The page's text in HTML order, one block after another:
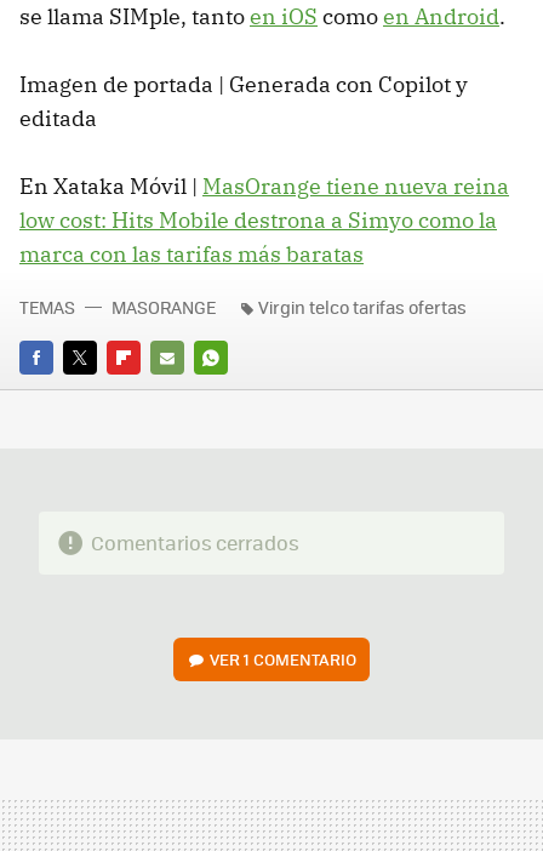
se llama SIMple, tantoen iOS comoen Android.
Imagen de portada | Generada con Copilot y
editada
En Xataka Móvil | MasOrange tiene nueva reina
low cost: Hits Mobile destrona a Simyo como la
marca con las tarifas más baratas
FACEBOOK
TWITTERFLIPBOARD
E-
WHATSAPP
TEMAS MASORANGE Virgin telco tarifas ofertas
Comentarios cerrados
VER1 COMENTARIO